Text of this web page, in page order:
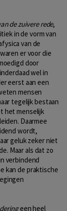
de zuivere rede,
in de vorm van
van de
er voor die
door
wel in
eerst aan een
mensen
tegelijk bestaan
het menselijk
Daarmee
wordt,
geluk zeker niet
Maar als dat zo
verbindend
kan de praktische
een heel